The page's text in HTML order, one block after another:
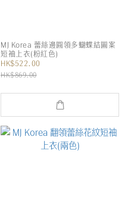
MJ Korea 蕾絲邊圓領多蝴蝶結圖案
短袖上衣(粉紅色)
HK$522.00
HK$869.00